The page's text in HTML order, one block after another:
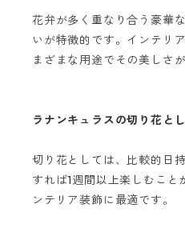
花弁が多く重なり合う豪華
いが特徴的です。インテリ
まざまな用途でその美しさ
ラナンキュラスの切り花と
切り花としては、比較的日
すれば1週間以上楽しむこと
ンテリア装飾に最適です。